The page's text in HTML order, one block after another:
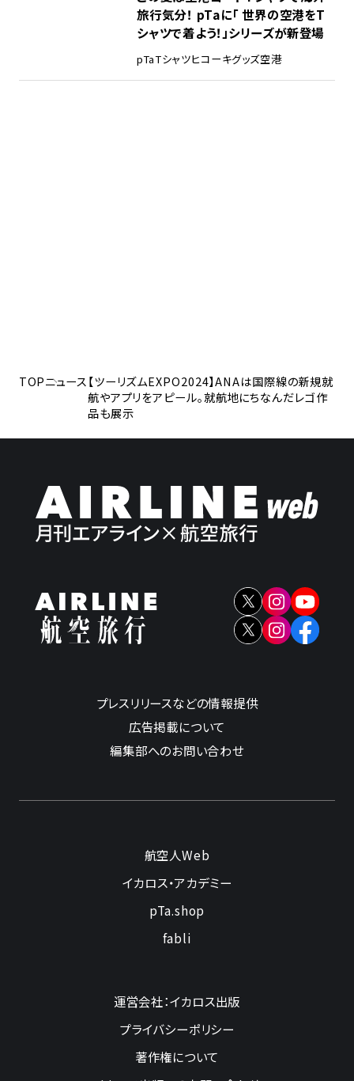
旅行気分！ pTaに「 世界の空港をT
シャツで着よう！」シリーズが新登場
pTaTシャツヒコーキグッズ空港
TOPニュース 【ツーリズムEXPO2024】ANAは国際線の新規就
航やアプリをアピール。就航地にちなんだレゴ作
品も展示
プレスリリースなどの情報提供
広告掲載について
編集部へのお問い合わせ
航空人Web
イカロス・アカデミー
pTa.shop
fabli
運営会社：イカロス出版
プライバシーポリシー
著作権について